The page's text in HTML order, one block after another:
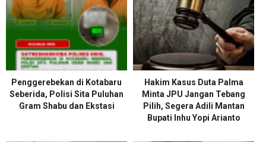
Penggerebekan di Kotabaru
Seberida, Polisi Sita Puluhan
Gram Shabu dan Ekstasi
Hakim Kasus Duta Palma
Minta JPU Jangan Tebang
Pilih, Segera Adili Mantan
Bupati Inhu Yopi Arianto